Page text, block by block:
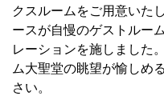
クスルームをご用意いた
ースが自慢のゲストルー
レーションを施しました
ム大聖堂の眺望が愉しめ
さい。